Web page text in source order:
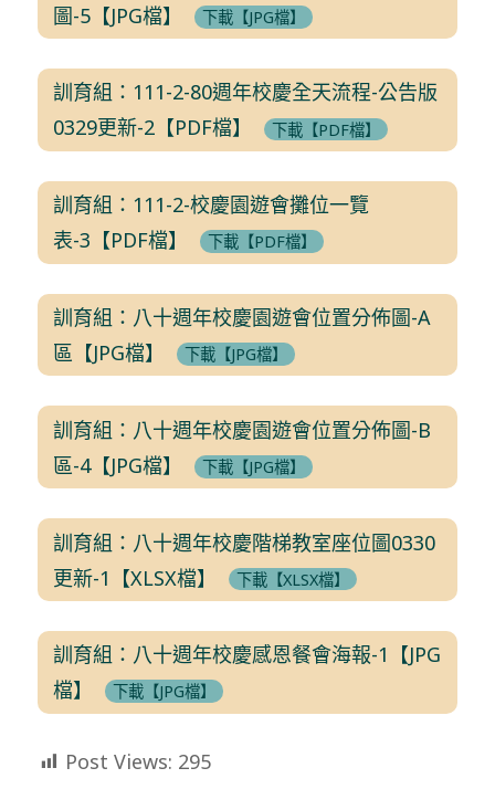
圖-5【JPG檔】
下載【JPG檔】
訓育組：111-2-80週年校慶全天流程-公告版
0329更新-2【PDF檔】
下載【PDF檔】
訓育組：111-2-校慶園遊會攤位一覽
表-3【PDF檔】
下載【PDF檔】
訓育組：八十週年校慶園遊會位置分佈圖-A
區【JPG檔】
下載【JPG檔】
訓育組：八十週年校慶園遊會位置分佈圖-B
區-4【JPG檔】
下載【JPG檔】
訓育組：八十週年校慶階梯教室座位圖0330
更新-1【XLSX檔】
下載【XLSX檔】
訓育組：八十週年校慶感恩餐會海報-1【JPG
檔】
下載【JPG檔】
Post Views: 295